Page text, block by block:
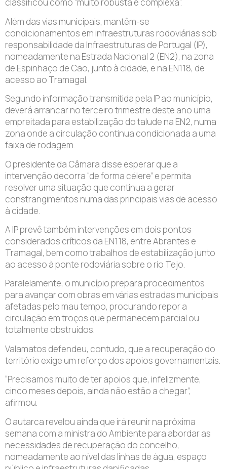
classificou como “muito robusta e complexa”.
Além das vias municipais, mantêm-se
condicionamentos em infraestruturas rodoviárias sob
responsabilidade da Infraestruturas de Portugal (IP),
nomeadamente na Estrada Nacional 2 (EN2), na zona
de Espinhaço de Cão, junto à cidade, e na EN118, de
acesso ao Tramagal.
Segundo informação transmitida pela IP ao município,
deverá arrancar no terceiro trimestre deste ano uma
empreitada para estabilização do talude na EN2, numa
zona onde a circulação continua condicionada a uma
faixa de rodagem.
O presidente da Câmara disse esperar que a
intervenção decorra “de forma célere” e permita
resolver uma situação que continua a gerar
constrangimentos numa das principais vias de acesso
à cidade.
A IP prevê também intervenções em dois pontos
considerados críticos da EN118, entre Abrantes e
Tramagal, bem como trabalhos de estabilização junto
ao acesso à ponte rodoviária sobre o rio Tejo.
Paralelamente, o município prepara procedimentos
para avançar com obras em várias estradas municipais
afetadas pelo mau tempo, procurando repor a
circulação em troços que permanecem parcial ou
totalmente obstruídos.
Valamatos defendeu, contudo, que a recuperação do
território exige um reforço dos apoios governamentais.
“Precisamos muito de ter apoios que, infelizmente,
cinco meses depois, ainda não estão a chegar”,
afirmou.
O autarca revelou ainda que irá reunir na próxima
semana com a ministra do Ambiente para abordar as
necessidades de recuperação do concelho,
nomeadamente ao nível das linhas de água, espaço